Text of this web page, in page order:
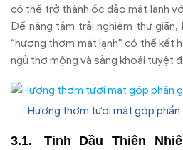
có thể trở thành ốc đảo mát lành
Để nâng tầm trải nghiệm thư giãn,
“hương thơm mát lạnh” có thể kết
ngủ thơ mộng và sảng khoái tuyệt
Hương thơm tươi mát góp phần
Tinh Dầu Thiên